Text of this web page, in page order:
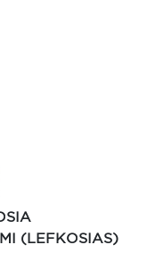
(LEFKOSIAS)